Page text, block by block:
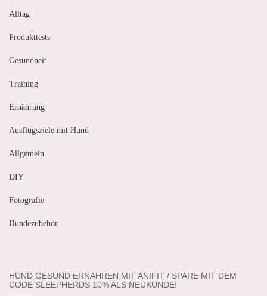
Alltag
Produkttests
Gesundheit
Training
Ernährung
Ausflugsziele mit Hund
Allgemein
DIY
Fotografie
Hundezubehör
HUND GESUND ERNÄHREN MIT ANIFIT / SPARE MIT DEM
CODE SLEEPHERDS 10% ALS NEUKUNDE!